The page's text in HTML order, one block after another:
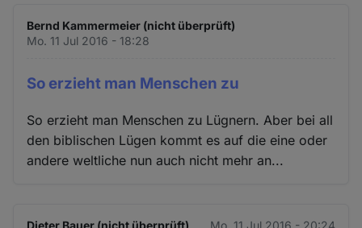
Bernd Kammermeier (nicht überprüft)
Mo. 11 Jul 2016 - 18:28
So erzieht man Menschen zu
So erzieht man Menschen zu Lügnern. Aber bei all
den biblischen Lügen kommt es auf die eine oder
andere weltliche nun auch nicht mehr an...
Dieter Bauer (nicht überprüft) Mo. 11 Jul 2016 - 20:24